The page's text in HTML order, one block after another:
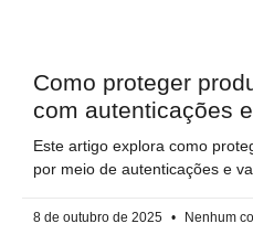
Como proteger
com autenticações
Este artigo explora como
por meio de autenticações e
8 de outubro de 2025 Nenhum